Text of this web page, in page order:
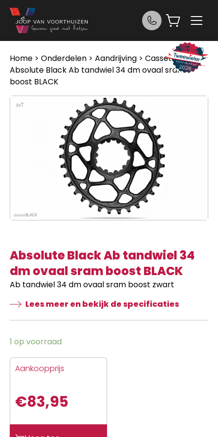
Ga naar de inhoud
Home > Onderdelen > Aandrijving > Cassettes>
Absolute Black Ab tandwiel 34 dm ovaal sram
boost BLACK
Absolute Black Ab tandwiel 34
dm ovaal sram boost BLACK
Ab tandwiel 34 dm ovaal sram boost zwart
Lees meer en bekijk de specificaties
1 op voorraad
Aankoopprijs
€83,95